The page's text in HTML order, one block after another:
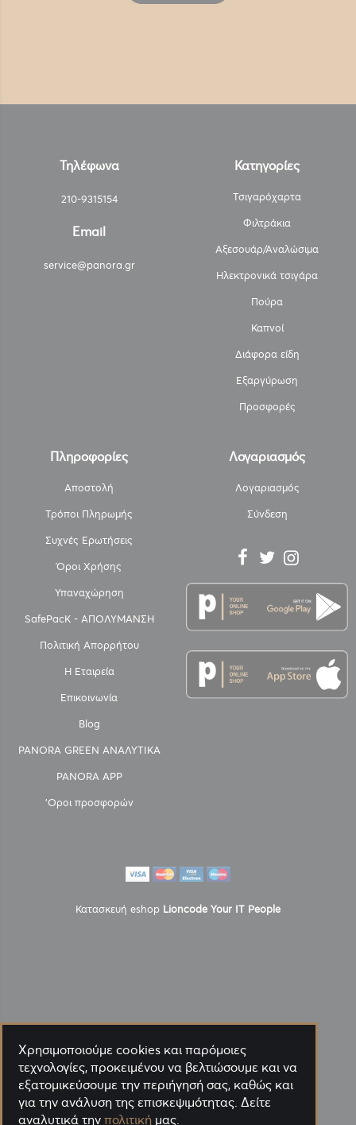
Τηλέφωνα
210-9315154
Email
service@panora.gr
Κατηγορίες
Τσιγαρόχαρτα
Φιλτράκια
Αξεσουάρ/Αναλώσιμα
Ηλεκτρονικά τσιγάρα
Πούρα
Καπνοί
Διάφορα είδη
Εξαργύρωση
Προσφορές
Πληροφορίες
Αποστολή
Τρόποι Πληρωμής
Συχνές Ερωτήσεις
Όροι Χρήσης
Υπαναχώρηση
SafePacK - ΑΠΟΛΥΜΑΝΣΗ
Πολιτική Απορρήτου
Η Εταιρεία
Επικοινωνία
Blog
PANORA GREEN ΑΝΑΛΥΤΙΚΑ
PANORA APP
'Οροι προσφορών
Λογαριασμός
Λογαριασμός
Σύνδεση
Κατασκευή eshop Lioncode Your IT People
Χρησιμοποιούμε cookies και παρόμοιες
τεχνολογίες, προκειμένου να βελτιώσουμε και να
εξατομικεύσουμε την περιήγησή σας, καθώς και
για την ανάλυση της επισκεψιμότητας. Δείτε
αναλυτικά την πολιτική μας.